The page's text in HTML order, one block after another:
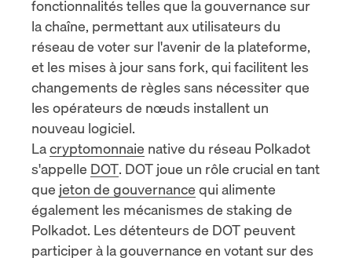
fonctionnalités telles que la gouvernance sur
la chaîne, permettant aux utilisateurs du
réseau de voter sur l'avenir de la plateforme,
et les mises à jour sans fork, qui facilitent les
changements de règles sans nécessiter que
les opérateurs de nœuds installent un
nouveau logiciel.
Lacryptomonnaie native du réseau Polkadot
s'appelle DOT. DOT joue un rôle crucial en tant
que jeton de gouvernance qui alimente
également les mécanismes de staking de
Polkadot. Les détenteurs de DOT peuvent
participer à la gouvernance en votant sur des